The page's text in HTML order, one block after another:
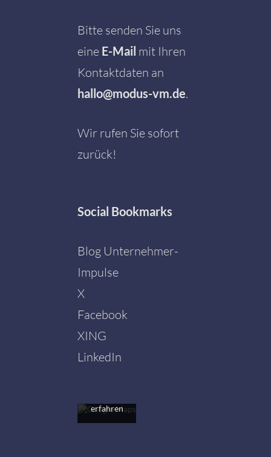
Bitte senden Sie uns
eine E-Mail mit Ihren
Kontaktdaten an
hallo@modus-vm.de.
Wir rufen Sie sofort
zurück!
Social Bookmarks
Blog Unternehmer-
Impulse
X
Facebook
XING
LinkedIn
Mit dem
Karte
Sie die
erfahren